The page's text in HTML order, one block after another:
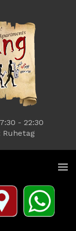
- 22:30
Ruhetag